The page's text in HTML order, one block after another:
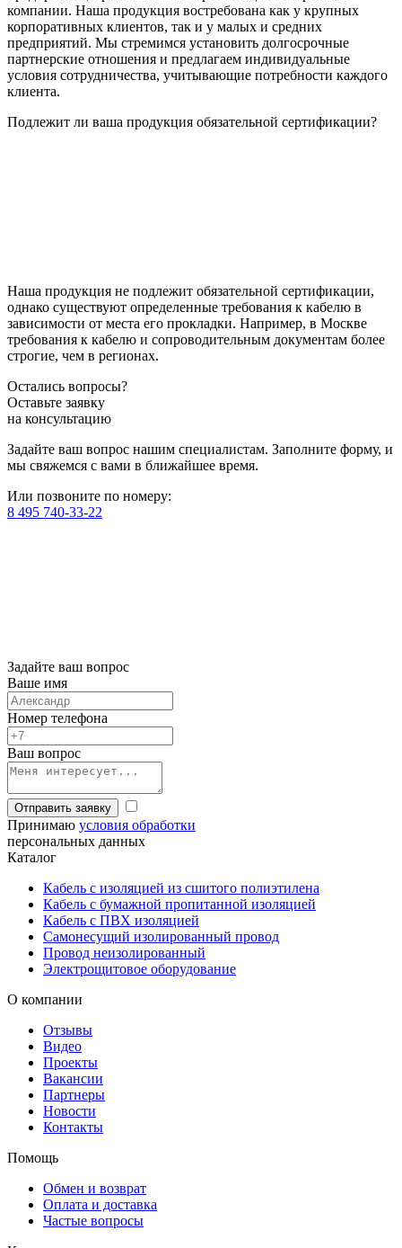
компании. Наша продукция востребована как у крупных
корпоративных клиентов, так и у малых и средних
предприятий. Мы стремимся установить долгосрочные
партнерские отношения и предлагаем индивидуальные
условия сотрудничества, учитывающие потребности каждого
клиента.
Подлежит ли ваша продукция обязательной сертификации?
Наша продукция не подлежит обязательной сертификации,
однако существуют определенные требования к кабелю в
зависимости от места его прокладки. Например, в Москве
требования к кабелю и сопроводительным документам более
строгие, чем в регионах.
Остались вопросы?
Оставьте заявку
на консультацию
Задайте ваш вопрос нашим специалистам. Заполните форму, и
мы свяжемся с вами в ближайшее время.
Или позвоните по номеру:
8 495 740-33-22
Задайте ваш вопрос
Ваше имя
Номер телефона
Ваш вопрос
Отправить заявку
Принимаю условия обработки
персональных данных
Каталог
Кабель с изоляцией из сшитого полиэтилена
Кабель с бумажной пропитанной изоляцией
Кабель с ПВХ изоляцией
Самонесущий изолированный провод
Провод неизолированный
Электрощитовое оборудование
О компании
Отзывы
Видео
Проекты
Вакансии
Партнеры
Новости
Контакты
Помощь
Обмен и возврат
Оплата и доставка
Частые вопросы